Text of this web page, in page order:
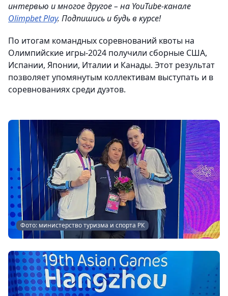
интервью и многое другое – на YouTube-канале
Olimpbet Play. Подпишись и будь в курсе!
По итогам командных соревнований квоты на
Олимпийские игры-2024 получили сборные США,
Испании, Японии, Италии и Канады. Этот результат
позволяет упомянутым коллективам выступать и в
соревнованиях среди дуэтов.
Фото: министерство туризма и спорта РК